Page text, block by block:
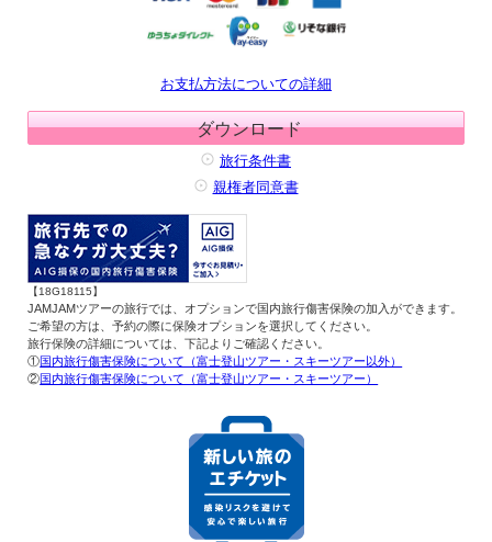
お支払方法についての詳細
ダウンロード
旅行条件書
親権者同意書
【18G18115】
JAMJAMツアーの旅行では、オプションで国内旅行傷害保険の加入ができます。
ご希望の方は、予約の際に保険オプションを選択してください。
旅行保険の詳細については、下記よりご確認ください。
①国内旅行傷害保険について（富士登山ツアー・スキーツアー以外）
②国内旅行傷害保険について（富士登山ツアー・スキーツアー）